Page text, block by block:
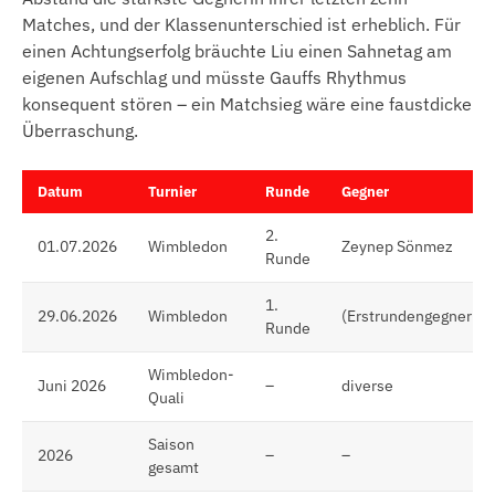
Matches, und der Klassenunterschied ist erheblich. Für
einen Achtungserfolg bräuchte Liu einen Sahnetag am
eigenen Aufschlag und müsste Gauffs Rhythmus
konsequent stören – ein Matchsieg wäre eine faustdicke
Überraschung.
Datum Turnier Runde Gegner
01.07.2026 Wimbledon
2.
Runde
Zeynep Sönmez
29.06.2026 Wimbledon
1.
Runde
(Erstrundengegnerin)
Juni 2026
Wimbledon-
Quali
– diverse
2026
Saison
gesamt
– –